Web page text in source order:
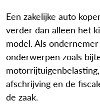
Een zakelijke auto
verder dan alleen het
model. Als
onderwerpen zoals
afschrijving en de
de zaak.